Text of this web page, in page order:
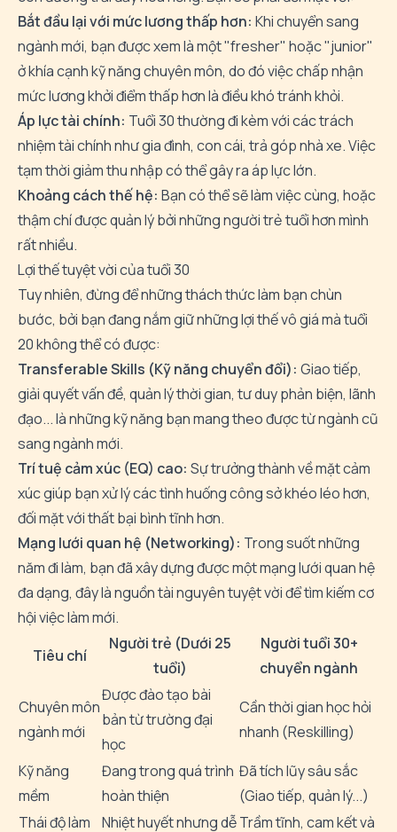
Bắt đầu lại với mức lương thấp hơn: Khi chuyển sang
ngành mới, bạn được xem là một "fresher" hoặc "junior"
ở khía cạnh kỹ năng chuyên môn, do đó việc chấp nhận
mức lương khởi điểm thấp hơn là điều khó tránh khỏi.
Áp lực tài chính: Tuổi 30 thường đi kèm với các trách
nhiệm tài chính như gia đình, con cái, trả góp nhà xe. Việc
tạm thời giảm thu nhập có thể gây ra áp lực lớn.
Khoảng cách thế hệ: Bạn có thể sẽ làm việc cùng, hoặc
thậm chí được quản lý bởi những người trẻ tuổi hơn mình
rất nhiều.
Lợi thế tuyệt vời của tuổi 30
Tuy nhiên, đừng để những thách thức làm bạn chùn
bước, bởi bạn đang nắm giữ những lợi thế vô giá mà tuổi
20 không thể có được:
Transferable Skills (Kỹ năng chuyển đổi): Giao tiếp,
giải quyết vấn đề, quản lý thời gian, tư duy phản biện, lãnh
đạo... là những kỹ năng bạn mang theo được từ ngành cũ
sang ngành mới.
Trí tuệ cảm xúc (EQ) cao: Sự trưởng thành về mặt cảm
xúc giúp bạn xử lý các tình huống công sở khéo léo hơn,
đối mặt với thất bại bình tĩnh hơn.
Mạng lưới quan hệ (Networking): Trong suốt những
năm đi làm, bạn đã xây dựng được một mạng lưới quan hệ
đa dạng, đây là nguồn tài nguyên tuyệt vời để tìm kiếm cơ
hội việc làm mới.
Tiêu chí
Người trẻ (Dưới 25
tuổi)
Người tuổi 30+
chuyển ngành
Chuyên môn
ngành mới
Được đào tạo bài
bản từ trường đại
học
Cần thời gian học hỏi
nhanh (Reskilling)
Kỹ năng
mềm
Đang trong quá trình
hoàn thiện
Đã tích lũy sâu sắc
(Giao tiếp, quản lý...)
Thái độ làm
Nhiệt huyết nhưng dễTrầm tĩnh, cam kết và